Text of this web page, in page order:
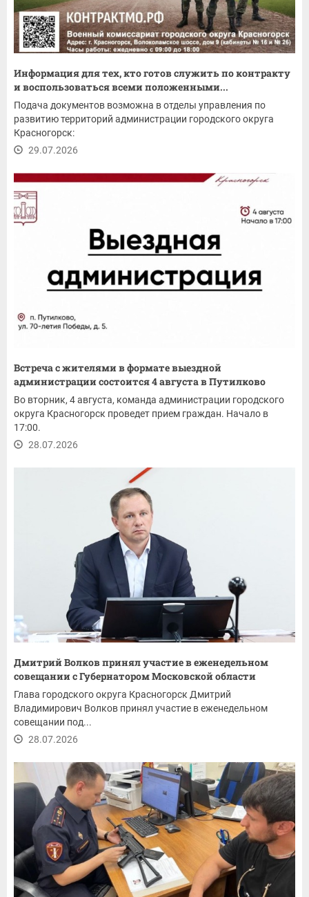
Информация для тех, кто готов служить по контракту
и воспользоваться всеми положенными...
Подача документов возможна в отделы управления по
развитию территорий администрации городского округа
Красногорск:
29.07.2026
Встреча с жителями в формате выездной
администрации состоится 4 августа в Путилково
Во вторник, 4 августа, команда администрации городского
округа Красногорск проведет прием граждан. Начало в
17:00.
28.07.2026
Дмитрий Волков принял участие в еженедельном
совещании с Губернатором Московской области
Глава городского округа Красногорск Дмитрий
Владимирович Волков принял участие в еженедельном
совещании под...
28.07.2026